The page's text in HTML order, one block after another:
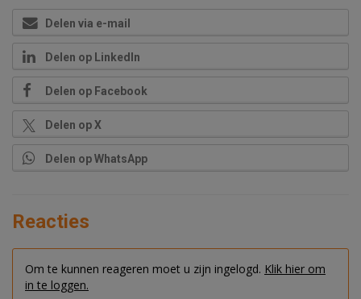
Delen via e-mail
Delen op LinkedIn
Delen op Facebook
Delen op X
Delen op WhatsApp
Reacties
Om te kunnen reageren moet u zijn ingelogd. Klik hier om
in te loggen.